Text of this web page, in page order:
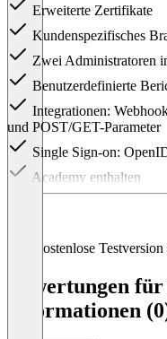
Erweiterte Zertifikate
Kundenspezifisches
Zwei Administratoren
Benutzerdefinierte
Integrationen:
und POST/GET-Parameter
Single Sign-on:
Academy enthalten
Kostenlose
Bewertungen
Informationen